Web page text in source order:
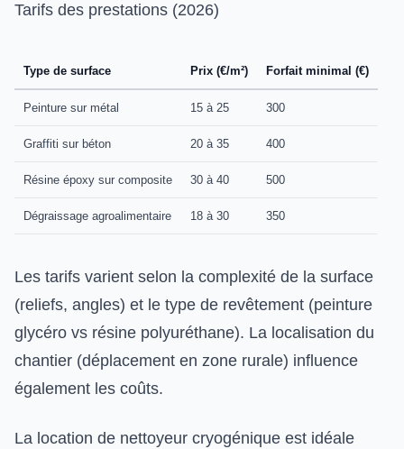
Tarifs des prestations (2026)
Type de surface Prix (€/m²) Forfait minimal (€)
Peinture sur métal 15 à 25 300
Graffiti sur béton 20 à 35 400
Résine époxy sur composite 30 à 40 500
Dégraissage agroalimentaire 18 à 30 350
Les tarifs varient selon la complexité de la surface
(reliefs, angles) et le type de revêtement (peinture
glycéro vs résine polyuréthane). La localisation du
chantier (déplacement en zone rurale) influence
également les coûts.
La location de nettoyeur cryogénique est idéale